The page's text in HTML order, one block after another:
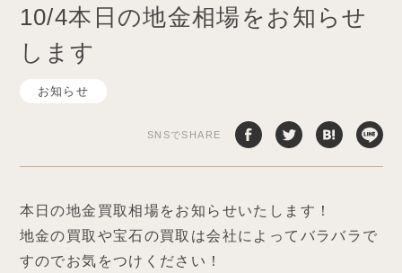
10/4本日の地金相場をお知らせ
します
お知らせ
SNSでSHARE
本日の地金買取相場をお知らせいたします！
地金の買取や宝石の買取は会社によってバラバラで
すのでお気をつけください！